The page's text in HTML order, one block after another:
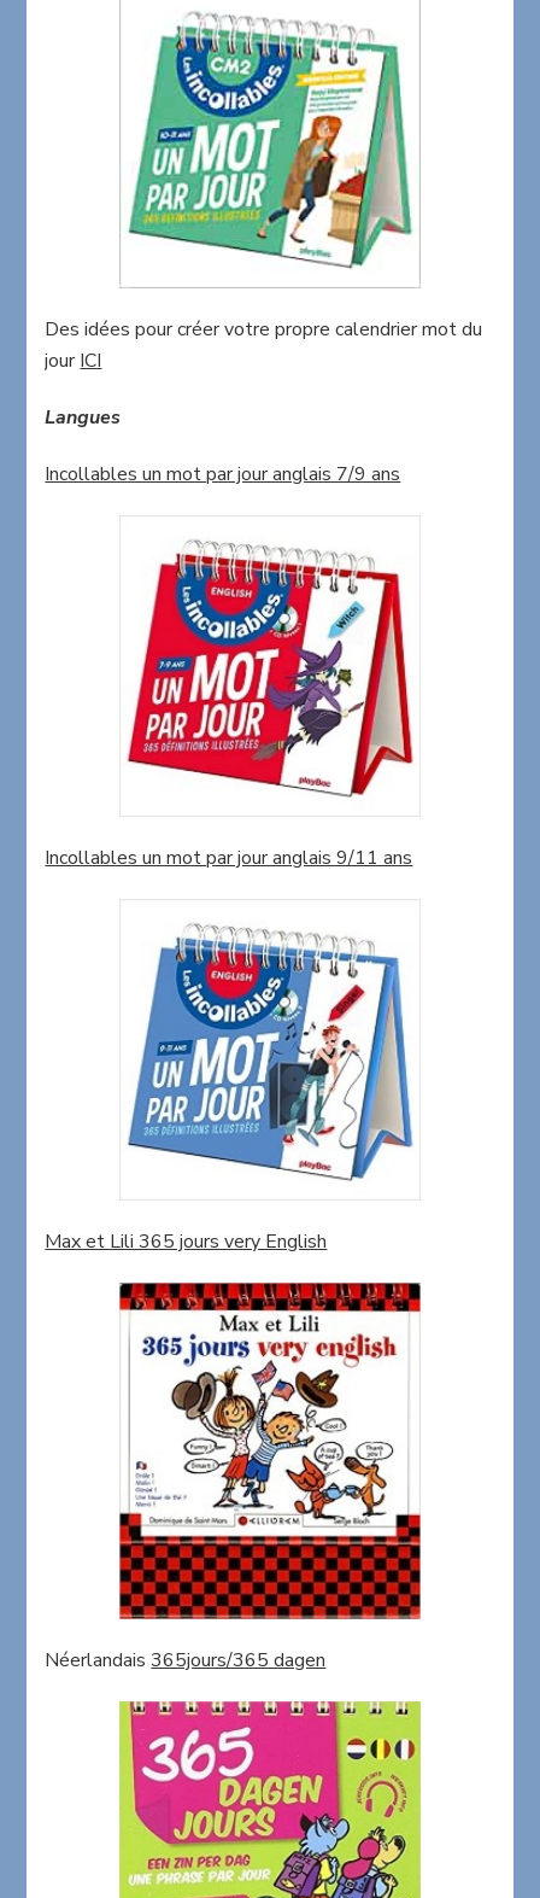
Des idées pour créer votre propre calendrier mot du
jourICI
Langues
Incollables un mot par jour anglais 7/9 ans
Incollables un mot par jour anglais 9/11 ans
Max et Lili 365 jours very English
Néerlandais365jours/365 dagen